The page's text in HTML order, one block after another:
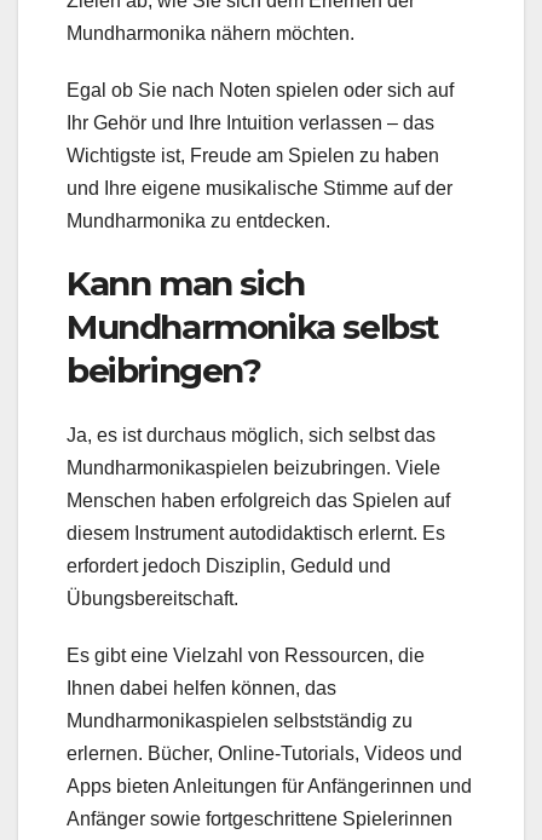
Mundharmonika nähern möchten.
Egal ob Sie nach Noten spielen oder sich auf
Ihr Gehör und Ihre Intuition verlassen – das
Wichtigste ist, Freude am Spielen zu haben
und Ihre eigene musikalische Stimme auf der
Mundharmonika zu entdecken.
Kann man sich
Mundharmonika selbst
beibringen?
Ja, es ist durchaus möglich, sich selbst das
Mundharmonikaspielen beizubringen. Viele
Menschen haben erfolgreich das Spielen auf
diesem Instrument autodidaktisch erlernt. Es
erfordert jedoch Disziplin, Geduld und
Übungsbereitschaft.
Es gibt eine Vielzahl von Ressourcen, die
Ihnen dabei helfen können, das
Mundharmonikaspielen selbstständig zu
erlernen. Bücher, Online-Tutorials, Videos und
Apps bieten Anleitungen für Anfängerinnen und
Anfänger sowie fortgeschrittene Spielerinnen